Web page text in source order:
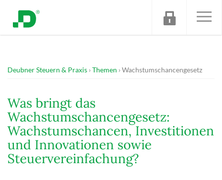
Deubner Steuern & Praxis Themen Wachstumschancengesetz
Was bringt das
Wachstumschancengesetz:
Wachstumschancen, Investitionen
und Innovationen sowie
Steuervereinfachung?